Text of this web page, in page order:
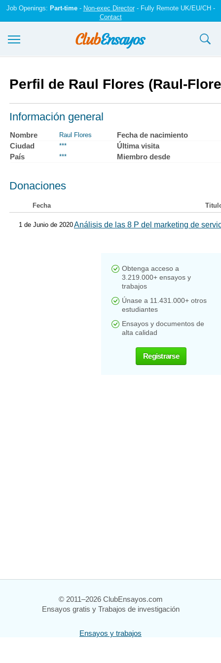
Job Openings: Part-time- Non-exec Director- Fully Remote UK/EU/CH -
Contact
Registrarse
Iniciar sesión
Contáctenos
Perfil de Raul Flores (Raul-
Información general
Nombre Raul Flores
Fecha de nacimiento
Ciudad
***
Última visita
País
*** Miembro desde
Donaciones
Fecha
1 de Junio de 2020Análisis de las 8 P del marketing de
Obtenga acceso a
3.219.000+ ensayos y
trabajos
Únase a 11.431.000+ otros
estudiantes
Ensayos y documentos de
alta calidad
Registrarse
© 2011–2026 ClubEnsayos.com
Ensayos gratis y Trabajos de investigación
Ensayos y trabajos